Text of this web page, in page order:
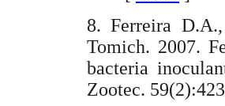
8. Ferreira
Tomich. 2007.
bacteria
Zootec.